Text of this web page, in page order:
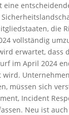
eine
die
vollständig
erwartet, dass
im April 2024
wird.
müssen sich
Incident
Neu ist